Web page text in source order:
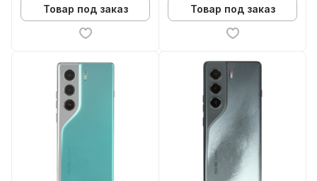
Товар под заказ Товар под заказ